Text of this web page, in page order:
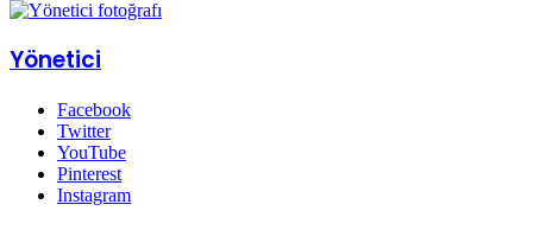
Yönetici
Facebook
Twitter
YouTube
Pinterest
Instagram